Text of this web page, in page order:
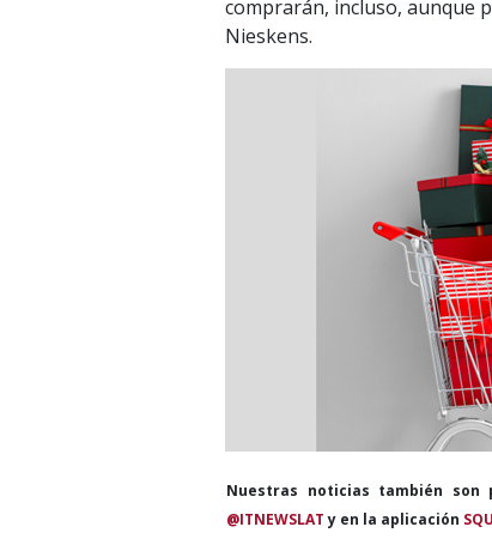
comprarán, incluso, aunque
Nieskens.
Nuestras noticias también
@ITNEWSLATy en la aplicación